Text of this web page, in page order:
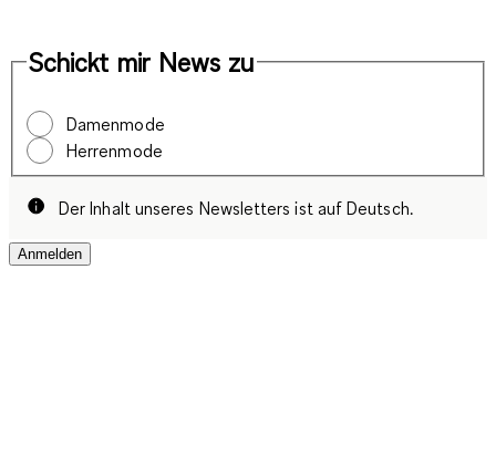
Schickt mir News zu
Damenmode
Herrenmode
Der Inhalt unseres Newsletters ist auf Deutsch.
Anmelden